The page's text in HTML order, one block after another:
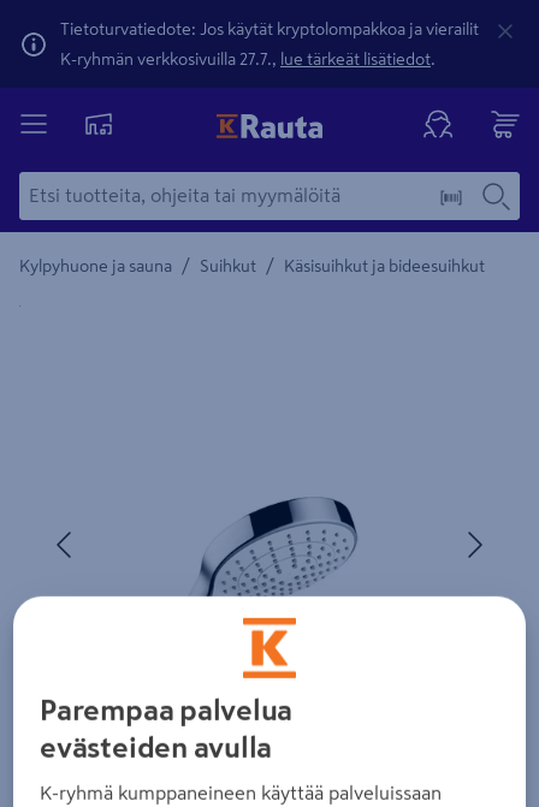
Tietoturvatiedote: Jos käytät kryptolompakkoa ja vierailit
K-ryhmän verkkosivuilla 27.7., lue tärkeät lisätiedot.
Kylpyhuone ja sauna / Suihkut / Käsisuihkut ja bideesuihkut
Yksityiskohtainen kuvaus löytyy Tuotteen kuvaus -
Parempaa palvelua
evästeiden avulla
K-ryhmä kumppaneineen käyttää palveluissaan